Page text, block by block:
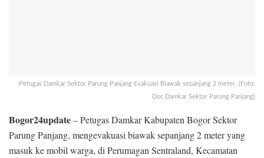
Petugas Damkar Sektor Parung Panjang Evakuasi Biawak sepanjang 2 meter. (Foto:
Doc Damkar Sektor Parung Panjang)
Bogor24update– Petugas Damkar Kabupaten Bogor Sektor
Parung Panjang, mengevakuasi biawak sepanjang 2 meter yang
masuk ke mobil warga, di Perumagan Sentraland, Kecamatan